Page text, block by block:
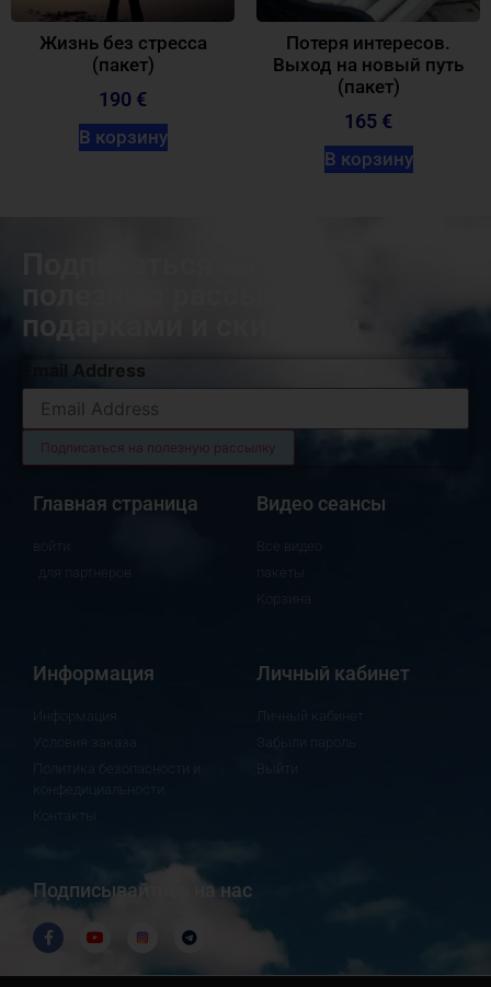
Жизнь без стресса
(пакет)
190 €
В корзину
Потеря интересов.
Выход на новый путь
(пакет)
165 €
В корзину
полезную рассылку с
подарками и скидками
Email Address
Главная страница Видео сеансы
Информация
Информация
Условия заказа
Личный кабинет
Личный кабинет
Подписывайтесь на нас